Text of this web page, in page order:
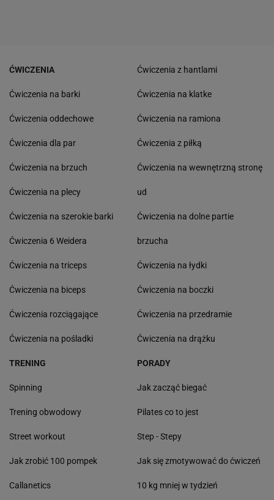
ĆWICZENIA
Ćwiczenia na barki
Ćwiczenia oddechowe
Ćwiczenia dla par
Ćwiczenia na brzuch
Ćwiczenia na plecy
Ćwiczenia na szerokie barki
Ćwiczenia 6 Weidera
Ćwiczenia na triceps
Ćwiczenia na biceps
Ćwiczenia rozciągające
Ćwiczenia na pośladki
Ćwiczenia z hantlami
Ćwiczenia na klatke
Ćwiczenia na ramiona
Ćwiczenia z piłką
Ćwiczenia na wewnętrzną stronę
ud
Ćwiczenia na dolne partie
brzucha
Ćwiczenia na łydki
Ćwiczenia na boczki
Ćwiczenia na przedramie
Ćwiczenia na drążku
TRENING
Spinning
Trening obwodowy
Street workout
Jak zrobić 100 pompek
Callanetics
PORADY
Jak zacząć biegać
Pilates co to jest
Step - Stepy
Jak się zmotywować do ćwiczeń
10 kg mniej w tydzień